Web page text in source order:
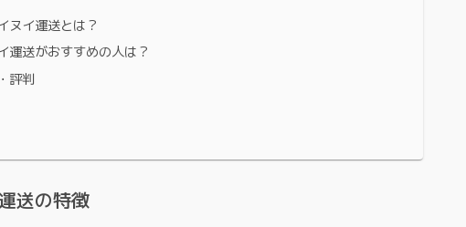
ヌイ運送とは？
運送がおすすめの人は？
評判
送の特徴